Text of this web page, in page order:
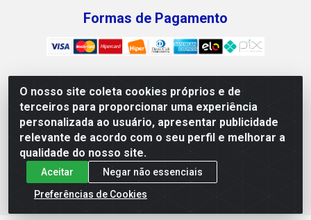
O nosso site coleta cookies próprios e de
terceiros para proporcionar uma experiência
personalizada ao usuário, apresentar publicidade
relevante de acordo com o seu perfil e melhorar a
qualidade do nosso site.
Aceitar
Negar não essenciais
Preferências de Cookies
Formas de Pagamento
Mix Alimentos LTDA - Quadra Asr Ne 55 (412 Norte), Alameda
02, S/N - Plano Diretor Norte, Palmas/TO - CEP 77.006-540 -
CNPJ 05.922.500/0001-02